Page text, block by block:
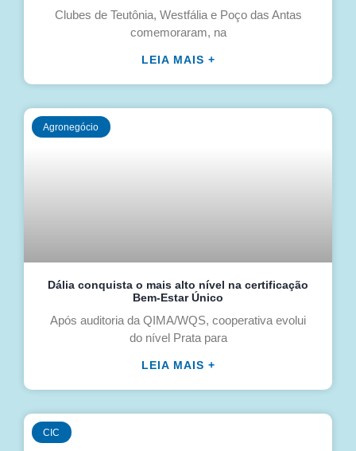
Clubes de Teutônia, Westfália e Poço das Antas
comemoraram, na
LEIA MAIS +
Agronegócio
Dália conquista o mais alto nível na certificação
Bem-Estar Único
Após auditoria da QIMA/WQS, cooperativa evolui
do nível Prata para
LEIA MAIS +
CIC